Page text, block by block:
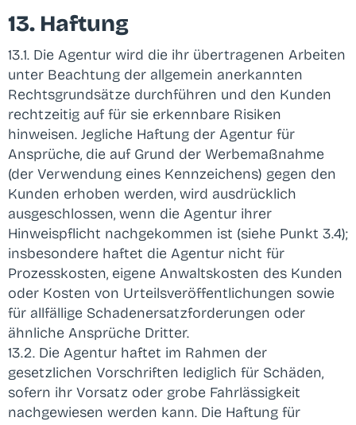
13. Haftung
13.1. Die Agentur wird die ihr übertragenen Arbeiten
unter Beachtung der allgemein anerkannten
Rechtsgrundsätze durchführen und den Kunden
rechtzeitig auf für sie erkennbare Risiken
hinweisen. Jegliche Haftung der Agentur für
Ansprüche, die auf Grund der Werbemaßnahme
(der Verwendung eines Kennzeichens) gegen den
Kunden erhoben werden, wird ausdrücklich
ausgeschlossen, wenn die Agentur ihrer
Hinweispflicht nachgekommen ist (siehe Punkt 3.4);
insbesondere haftet die Agentur nicht für
Prozesskosten, eigene Anwaltskosten des Kunden
oder Kosten von Urteilsveröffentlichungen sowie
für allfällige Schadenersatzforderungen oder
ähnliche Ansprüche Dritter.
13.2. Die Agentur haftet im Rahmen der
gesetzlichen Vorschriften lediglich für Schäden,
sofern ihr Vorsatz oder grobe Fahrlässigkeit
nachgewiesen werden kann. Die Haftung für